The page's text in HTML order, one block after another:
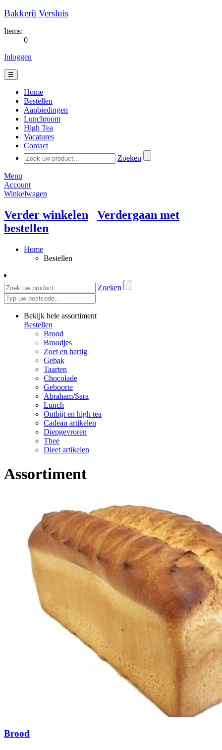
Bakkerij Versluis
Items:
0
Inloggen
☰
Home
Bestellen
Aanbiedingen
Lunchroom
High Tea
Vacatures
Contact
Zoeken
Menu
Account
Winkelwagen
Verder winkelen
Verdergaan met
bestellen
Home
Bestellen
Zoeken
Bekijk hele assortiment
Bestellen
Brood
Broodjes
Zoet en hartig
Gebak
Taarten
Chocolade
Geboorte
Abraham/Sara
Lunch
Ontbijt en high tea
Cadeau artikelen
Diepgevroren
Thee
Dieet artikelen
Assortiment
Brood